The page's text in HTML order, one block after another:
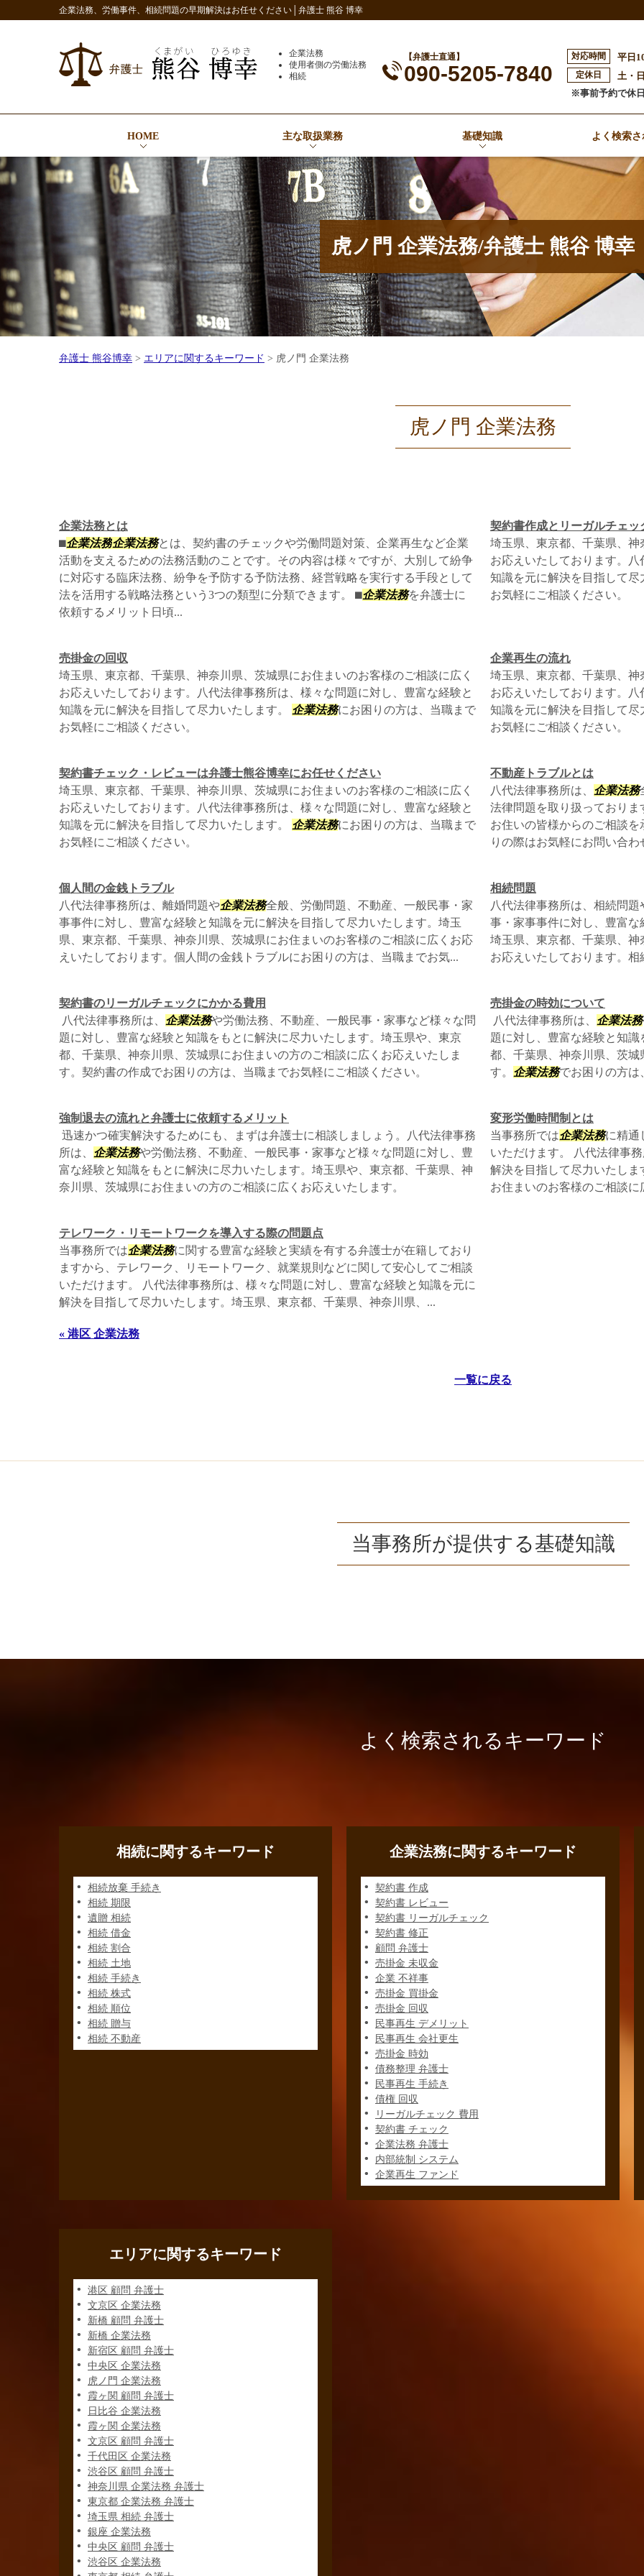
企業法務、労働事件、相続問題の早期解決はお任せください│弁護士 熊谷 博幸
企業法務
使用者側の労働法務
相続
【弁護士直通】
090-5205-7840
対応時間 平日
定休日
土・
※事前予約で休
HOME 主な取扱業務 基礎知識 よく検索
虎ノ門 企業法務/弁護士 熊谷 博幸
弁護士 熊谷博幸 > エリアに関するキーワード > 虎ノ門 企業法務
虎ノ門 企業法務
企業法務とは
⬛︎企業法務企業法務とは、契約書のチェックや労働問題対策、企業再生など企業
活動を支えるための法務活動のことです。その内容は様々ですが、大別して紛争
に対応する臨床法務、紛争を予防する予防法務、経営戦略を実行する手段として
法を活用する戦略法務という3つの類型に分類できます。 ⬛︎企業法務を弁護士に
依頼するメリット日頃...
契約書作成とリーガルチェッ
埼玉県、東京都、千葉県、神
お応えいたしております。
知識を元に解決を目指して尽
お気軽にご相談ください。
売掛金の回収
埼玉県、東京都、千葉県、神奈川県、茨城県にお住まいのお客様のご相談に広く
お応えいたしております。八代法律事務所は、様々な問題に対し、豊富な経験と
知識を元に解決を目指して尽力いたします。 企業法務にお困りの方は、当職まで
お気軽にご相談ください。
企業再生の流れ
埼玉県、東京都、千葉県、神
お応えいたしております。
知識を元に解決を目指して尽
お気軽にご相談ください。
契約書チェック・レビューは弁護士熊谷博幸にお任せください
埼玉県、東京都、千葉県、神奈川県、茨城県にお住まいのお客様のご相談に広く
お応えいたしております。八代法律事務所は、様々な問題に対し、豊富な経験と
知識を元に解決を目指して尽力いたします。 企業法務にお困りの方は、当職まで
お気軽にご相談ください。
不動産トラブルとは
八代法律事務所は、 企業法務
法律問題を取り扱っており
お住いの皆様からのご相談
りの際はお気軽にお問い合
個人間の金銭トラブル
八代法律事務所は、離婚問題や企業法務全般、労働問題、不動産、一般民事・家
事事件に対し、豊富な経験と知識を元に解決を目指して尽力いたします。埼玉
県、東京都、千葉県、神奈川県、茨城県にお住まいのお客様のご相談に広くお応
えいたしております。個人間の金銭トラブルにお困りの方は、当職までお気...
相続問題
八代法律事務所は、相続問題
事・家事事件に対し、豊富な
埼玉県、東京都、千葉県、神
お応えいたしております。
契約書のリーガルチェックにかかる費用
八代法律事務所は、 企業法務や労働法務、不動産、一般民事・家事など様々な問
題に対し、豊富な経験と知識をもとに解決に尽力いたします。埼玉県や、東京
都、千葉県、神奈川県、茨城県にお住まいの方のご相談に広くお応えいたしま
す。契約書の作成でお困りの方は、当職までお気軽にご相談ください。
売掛金の時効について
八代法律事務所は、 企業法務
題に対し、豊富な経験と知
都、千葉県、神奈川県、茨
す。 企業法務でお困りの方は
強制退去の流れと弁護士に依頼するメリット
迅速かつ確実解決するためにも、まずは弁護士に相談しましょう。八代法律事務
所は、 企業法務や労働法務、不動産、一般民事・家事など様々な問題に対し、豊
富な経験と知識をもとに解決に尽力いたします。埼玉県や、東京都、千葉県、神
奈川県、茨城県にお住まいの方のご相談に広くお応えいたします。
変形労働時間制とは
当事務所では企業法務に精通
いただけます。 八代法律事
解決を目指して尽力いたし
お住まいのお客様のご相談
テレワーク・リモートワークを導入する際の問題点
当事務所では企業法務に関する豊富な経験と実績を有する弁護士が在籍しており
ますから、テレワーク、リモートワーク、就業規則などに関して安心してご相談
いただけます。 八代法律事務所は、様々な問題に対し、豊富な経験と知識を元に
解決を目指して尽力いたします。埼玉県、東京都、千葉県、神奈川県、...
« 港区 企業法務
一覧に戻る
当事務所が提供する基礎知識
よく検索されるキーワード
相続に関するキーワード
相続放棄 手続き
相続 期限
遺贈 相続
相続 借金
相続 割合
相続 土地
相続 手続き
相続 株式
相続 順位
相続 贈与
相続 不動産
企業法務に関するキーワード
契約書 作成
契約書 レビュー
契約書 リーガルチェック
契約書 修正
顧問 弁護士
売掛金 未収金
企業 不祥事
売掛金 買掛金
売掛金 回収
民事再生 デメリット
民事再生 会社更生
売掛金 時効
債務整理 弁護士
民事再生 手続き
債権 回収
リーガルチェック 費用
契約書 チェック
企業法務 弁護士
内部統制 システム
企業再生 ファンド
エリアに関するキーワード
港区 顧問 弁護士
文京区 企業法務
新橋 顧問 弁護士
新橋 企業法務
新宿区 顧問 弁護士
中央区 企業法務
虎ノ門 企業法務
霞ヶ関 顧問 弁護士
日比谷 企業法務
霞ヶ関 企業法務
文京区 顧問 弁護士
千代田区 企業法務
渋谷区 顧問 弁護士
神奈川県 企業法務 弁護士
東京都 企業法務 弁護士
埼玉県 相続 弁護士
銀座 企業法務
中央区 顧問 弁護士
渋谷区 企業法務